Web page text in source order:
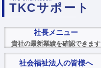
TKCサポート
社長メニュー
貴社の最新業績を確認できます
社会福祉法人の皆様へ